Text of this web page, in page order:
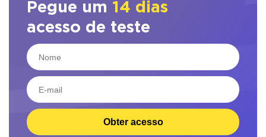
Pegue um 14 dias
acesso de teste
Obter acesso